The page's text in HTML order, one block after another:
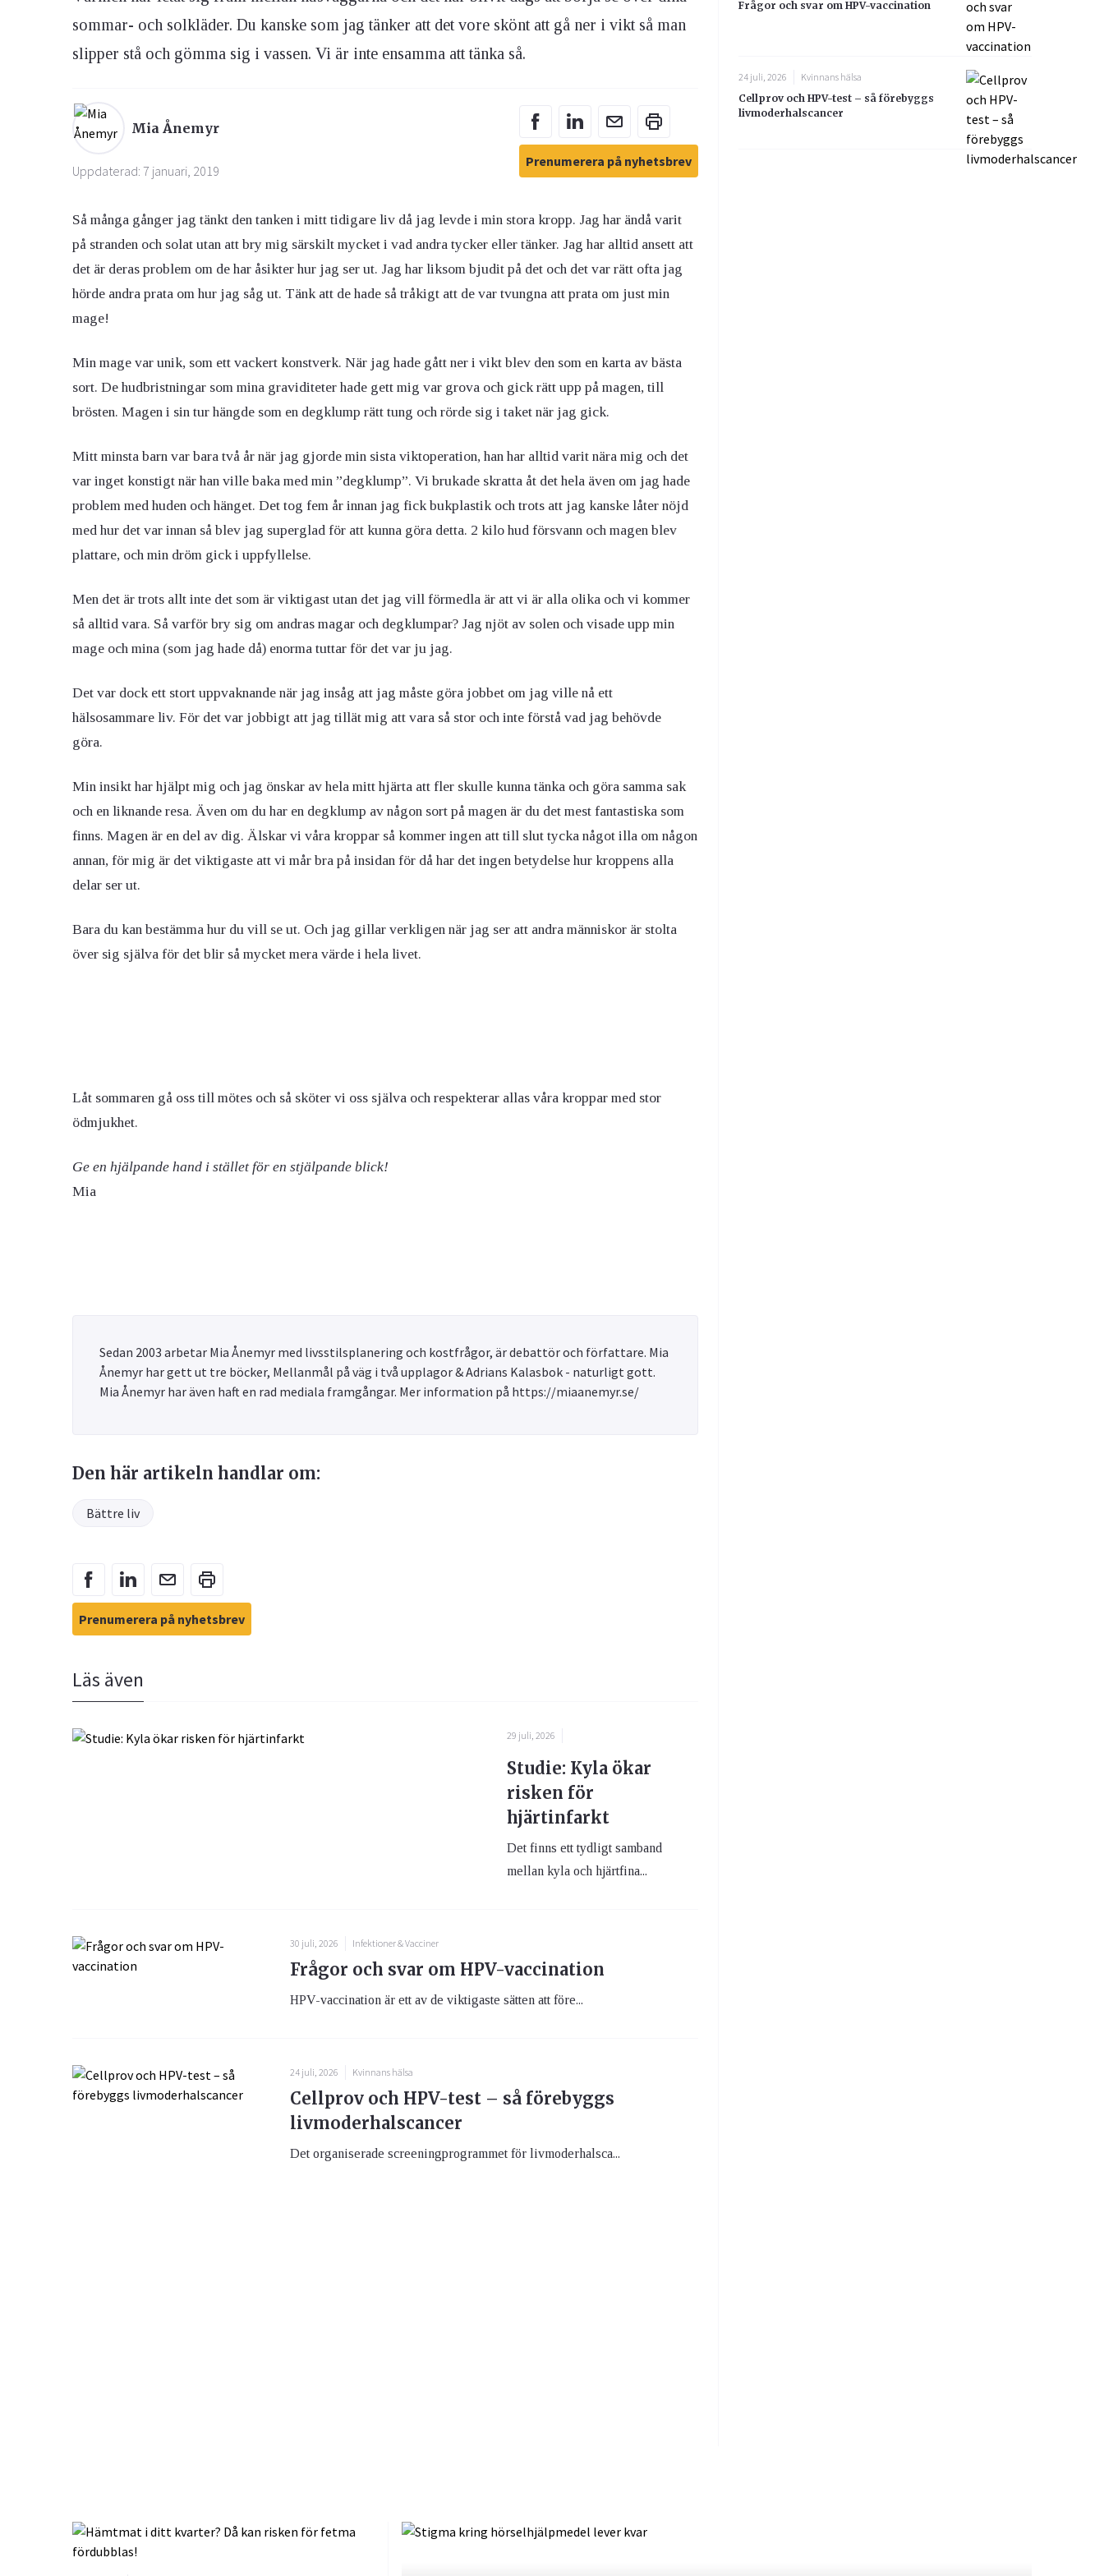
Ögon & Öron
sommar- och solkläder. Du kanske som jag tänker att det vore skönt att gå ner i vikt så man
slipper stå och gömma sig i vassen. Vi är inte ensamma att tänka så.
Mia Ånemyr
Uppdaterad: 7 januari, 2019
Prenumerera på nyhetsbrev
Så många gånger jag tänkt den tanken i mitt tidigare liv då jag levde i min stora kropp. Jag har ändå varit
på stranden och solat utan att bry mig särskilt mycket i vad andra tycker eller tänker. Jag har alltid ansett att
det är deras problem om de har åsikter hur jag ser ut. Jag har liksom bjudit på det och det var rätt ofta jag
hörde andra prata om hur jag såg ut. Tänk att de hade så tråkigt att de var tvungna att prata om just min
mage!
Min mage var unik, som ett vackert konstverk. När jag hade gått ner i vikt blev den som en karta av bästa
sort. De hudbristningar som mina graviditeter hade gett mig var grova och gick rätt upp på magen, till
brösten. Magen i sin tur hängde som en degklump rätt tung och rörde sig i taket när jag gick.
Mitt minsta barn var bara två år när jag gjorde min sista viktoperation, han har alltid varit nära mig och det
var inget konstigt när han ville baka med min ”degklump”. Vi brukade skratta åt det hela även om jag hade
problem med huden och hänget. Det tog fem år innan jag fick bukplastik och trots att jag kanske låter nöjd
med hur det var innan så blev jag superglad för att kunna göra detta. 2 kilo hud försvann och magen blev
plattare, och min dröm gick i uppfyllelse.
Men det är trots allt inte det som är viktigast utan det jag vill förmedla är att vi är alla olika och vi kommer
så alltid vara. Så varför bry sig om andras magar och degklumpar? Jag njöt av solen och visade upp min
mage och mina (som jag hade då) enorma tuttar för det var ju jag.
Det var dock ett stort uppvaknande när jag insåg att jag måste göra jobbet om jag ville nå ett
hälsosammare liv. För det var jobbigt att jag tillät mig att vara så stor och inte förstå vad jag behövde
göra.
Min insikt har hjälpt mig och jag önskar av hela mitt hjärta att fler skulle kunna tänka och göra samma sak
och en liknande resa. Även om du har en degklump av någon sort på magen är du det mest fantastiska som
finns. Magen är en del av dig. Älskar vi våra kroppar så kommer ingen att till slut tycka något illa om någon
annan, för mig är det viktigaste att vi mår bra på insidan för då har det ingen betydelse hur kroppens alla
delar ser ut.
Bara du kan bestämma hur du vill se ut. Och jag gillar verkligen när jag ser att andra människor är stolta
över sig själva för det blir så mycket mera värde i hela livet.
Låt sommaren gå oss till mötes och så sköter vi oss själva och respekterar allas våra kroppar med stor
ödmjukhet.
Ge en hjälpande hand i stället för en stjälpande blick!
Mia
Sedan 2003 arbetar Mia Ånemyr med livsstilsplanering och kostfrågor, är debattör och författare. Mia
Ånemyr har gett ut tre böcker, Mellanmål på väg i två upplagor & Adrians Kalasbok - naturligt gott.
Mia Ånemyr har även haft en rad mediala framgångar. Mer information på https://miaanemyr.se/
Den här artikeln handlar om:
Bättre liv
Prenumerera på nyhetsbrev
Läs även
29 juli, 2026
Studie: Kyla ökar
risken för
hjärtinfarkt
Det finns ett tydligt samband
mellan kyla och hjärtfina...
30 juli, 2026 Infektioner & Vacciner
Frågor och svar om HPV-vaccination
HPV-vaccination är ett av de viktigaste sätten att före...
24 juli, 2026 Kvinnans hälsa
Cellprov och HPV-test – så förebyggs
livmoderhalscancer
Det organiserade screeningprogrammet för livmoderhalsca...
Frågor och svar om HPV-vaccination
24 juli, 2026
Kvinnans hälsa
Cellprov och HPV-test – så förebyggs
livmoderhalscancer